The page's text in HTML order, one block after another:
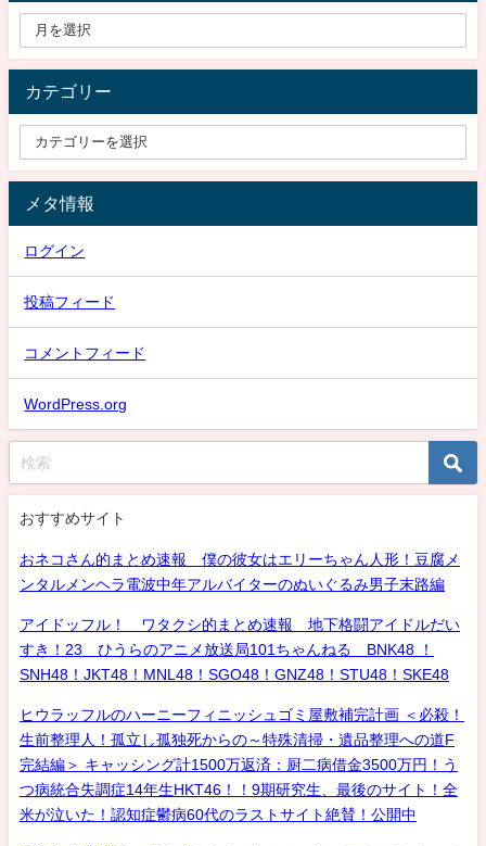
カテゴリー
メタ情報
ログイン
投稿フィード
コメントフィード
WordPress.org
おすすめサイト
おネコさん的まとめ速報 僕の彼女はエリーちゃん人形！豆腐メ
ンタルメンヘラ電波中年アルバイターのぬいぐるみ男子末路編
アイドッフル！ ワタクシ的まとめ速報 地下格闘アイドルだい
すき！23 ひうらのアニメ放送局101ちゃんねる BNK48 ！
SNH48！JKT48！MNL48！SGO48！GNZ48！STU48！SKE48
ヒウラッフルのハーニーフィニッシュゴミ屋敷補完計画 ＜必殺！
生前整理人！孤立し孤独死からの～特殊清掃・遺品整理への道F
完結編＞ キャッシング計1500万返済：厨二病借金3500万円！う
つ病統合失調症14年生HKT46！！9期研究生、最後のサイト！全
米が泣いた！認知症鬱病60代のラストサイト絶賛！公開中